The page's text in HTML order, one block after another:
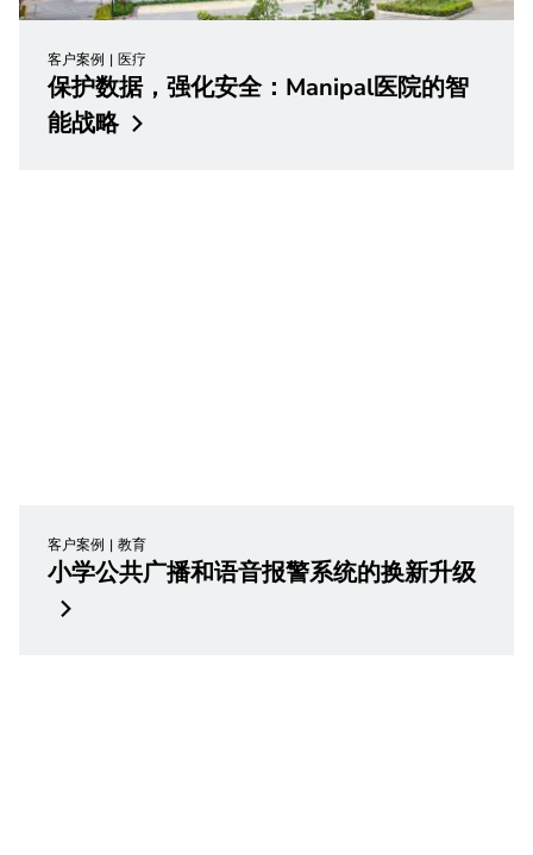
客户案例 医疗
保护数据，强化安全：Manipal医院的智
能战略
客户案例 教育
小学公共广播和语音报警系统的换新升级